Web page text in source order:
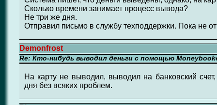
Сколько времени занимает процесс вывода?
Не три же дня.
Отправил письмо в службу техподдержки. Пока не
Demonfrost
Re: Кто-нибудь выводил деньги с помощью
На карту не выводил, выводил на банковский
дня без всяких проблем.